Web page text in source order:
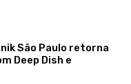
São Paulo retorna
Deep Dish e